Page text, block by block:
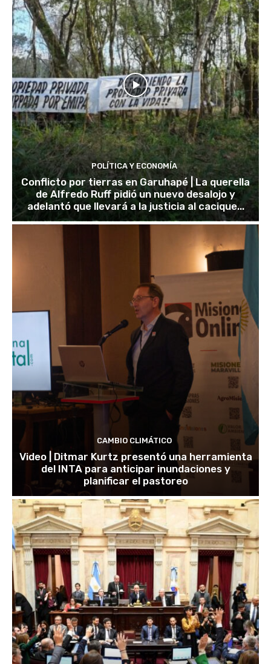
POLÍTICA Y ECONOMÍA
Conflicto por tierras en Garuhapé | La querella
de Alfredo Ruff pidió un nuevo desalojo y
adelantó que llevará a la justicia al cacique...
CAMBIO CLIMÁTICO
Video | Ditmar Kurtz presentó una herramienta
del INTA para anticipar inundaciones y
planificar el pastoreo